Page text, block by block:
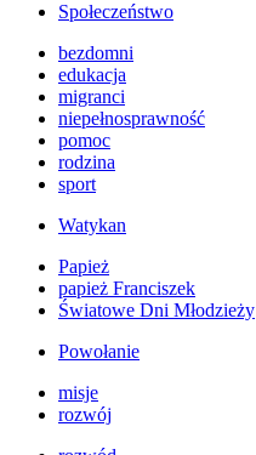
Społeczeństwo
bezdomni
edukacja
migranci
niepełnosprawność
pomoc
rodzina
sport
Watykan
Papież
papież Franciszek
Światowe Dni Młodzieży
Powołanie
misje
rozwój